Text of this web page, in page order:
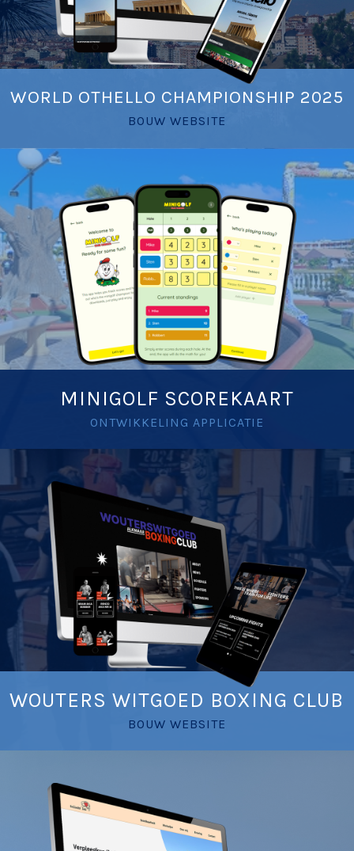
WORLD OTHELLO CHAMPIONSHIP 2025
BOUW WEBSITE
MINIGOLF SCOREKAART
ONTWIKKELING APPLICATIE
WOUTERS WITGOED BOXING CLUB
BOUW WEBSITE